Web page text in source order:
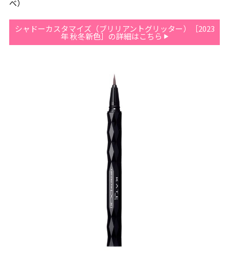
べ）
シャドーカスタマイズ（ブリリアントグリッター）［2023
年 秋冬新色］の詳細はこちら